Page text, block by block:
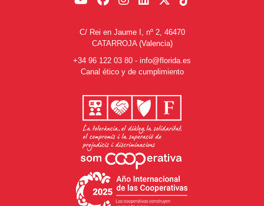
C/ Rei en Jaume I, nº 2, 46470
CATARROJA (Valencia)
+34 96 122 03 80 - info@florida.es
Canal ético y de cumplimiento